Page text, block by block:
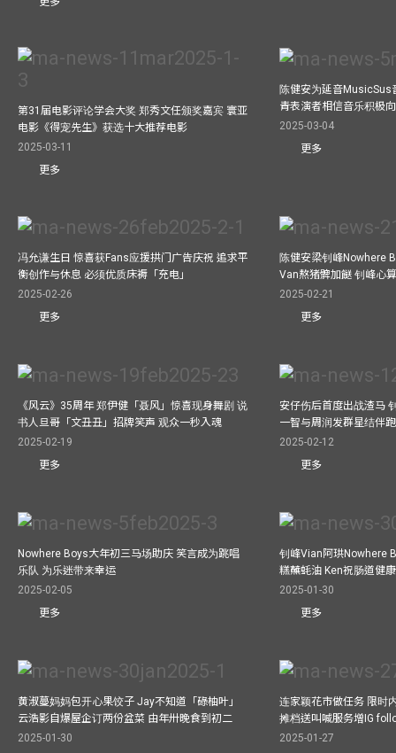
第31届电影评论学会大奖 郑秀文任颁奖嘉宾 寰亚
电影《得宠先生》获选十大推荐电影
2025-03-11
更多
陈健安为延音MusicSus
青表演者相信音乐积极
2025-03-04
更多
冯允谦生日 惊喜获Fans应援拱门广告庆祝 追求平
衡创作与休息 必须优质床褥「充电」
2025-02-26
更多
陈健安梁钊峰Nowhere
Van熬猪髀加餸 钊峰心
2025-02-21
更多
《风云》35周年 郑伊健「聂风」惊喜现身舞剧 说
书人旦哥「文丑丑」招牌笑声 观众一秒入魂
2025-02-19
更多
安仔伤后首度出战渣马
一智与周润发群星结伴
2025-02-12
更多
Nowhere Boys大年初三马场助庆 笑言成为跳唱
乐队 为乐迷带来幸运
2025-02-05
更多
钊峰Vian阿珙Nowhere
糕蘸蚝油 Ken祝肠道健康
2025-01-30
更多
黄淑蔓妈妈包开心果饺子 Jay不知道「碌柚叶」
云浩影自爆屋企订两份盆菜 由年卅晚食到初二
2025-01-30
连家颖花市做任务 限时
摊档送叫喊服务增IG
2025-01-27